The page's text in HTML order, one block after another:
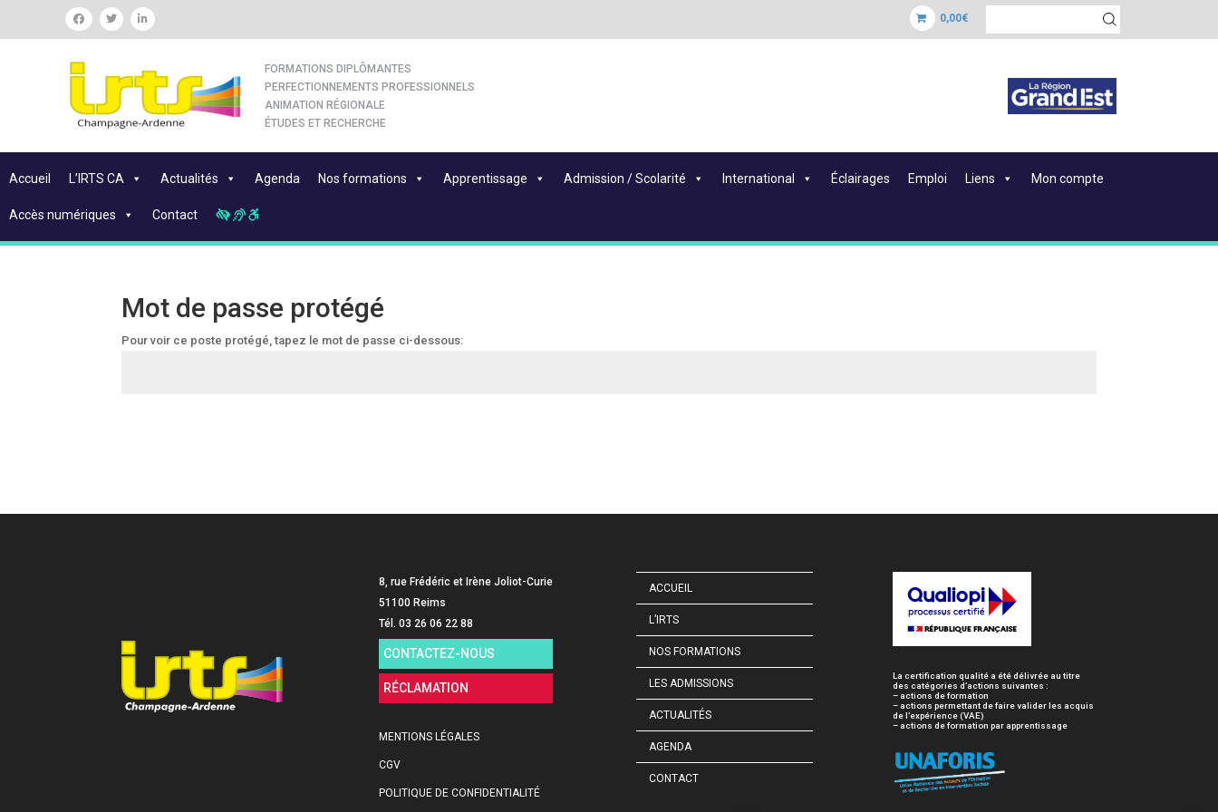
0,00€
FORMATIONS DIPLÔMANTES
PERFECTIONNEMENTS PROFESSIONNELS
ANIMATION RÉGIONALE
ÉTUDES ET RECHERCHE
Accueil L’IRTS CA Actualités Agenda Nos formations Apprentissage Admission / Scolarité International Éclairages Emploi Liens Mon compte
Accès numériques Contact
Mot de passe protégé
Pour voir ce poste protégé, tapez le mot de passe ci-dessous:
8, rue Frédéric et Irène Joliot-Curie
51100 Reims
Tél. 03 26 06 22 88
CONTACTEZ-NOUS
RÉCLAMATION
MENTIONS LÉGALES
CGV
POLITIQUE DE CONFIDENTIALITÉ
ACCUEIL
L’IRTS
NOS FORMATIONS
LES ADMISSIONS
ACTUALITÉS
AGENDA
CONTACT
La certification qualité a été délivrée au titre
des catégories d’actions suivantes :
– actions de formation
– actions permettant de faire valider les acquis
de l’expérience (VAE)
– actions de formation par apprentissage